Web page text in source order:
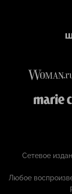
Сетевое
Любое